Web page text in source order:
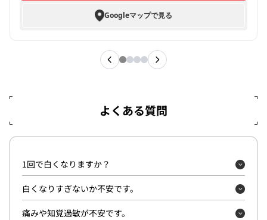
Googleマップで見る
よくある質問
1回で白くなりますか？
白くなりすぎないか不安です。
痛みや知覚過敏が不安です。